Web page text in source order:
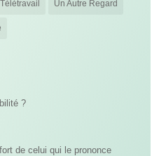
Télétravail Un Autre Regard
?
de celui qui le prononce